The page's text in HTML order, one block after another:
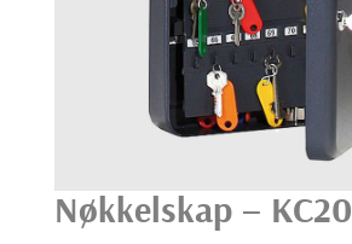
Nøkkelskap – KC20